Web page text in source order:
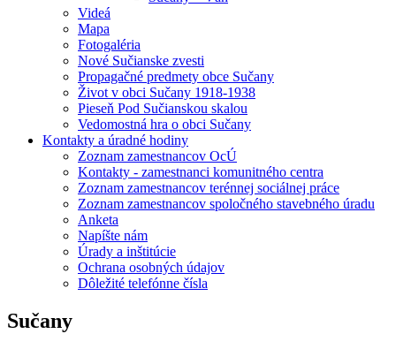
Videá
Mapa
Fotogaléria
Nové Sučianske zvesti
Propagačné predmety obce Sučany
Život v obci Sučany 1918-1938
Pieseň Pod Sučianskou skalou
Vedomostná hra o obci Sučany
Kontakty a úradné hodiny
Zoznam zamestnancov OcÚ
Kontakty - zamestnanci komunitného centra
Zoznam zamestnancov terénnej sociálnej práce
Zoznam zamestnancov spoločného stavebného úradu
Anketa
Napíšte nám
Úrady a inštitúcie
Ochrana osobných údajov
Dôležité telefónne čísla
Sučany